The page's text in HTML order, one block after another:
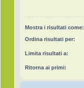
Mostra i risultati come:
Ordina risultati per:
Limita risultati a:
Ritorna ai primi: